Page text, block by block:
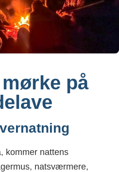
på
kommer nattens
natsværmere,